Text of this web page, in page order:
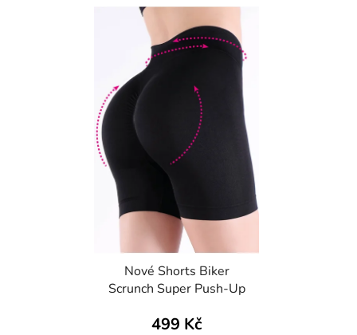
Nové Shorts Biker
Scrunch Super Push-Up
499 Kč